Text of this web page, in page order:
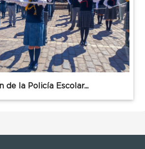
de la Policía Escolar...